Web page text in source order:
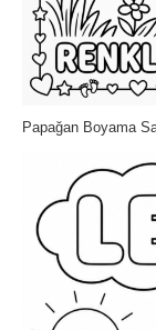
Papağan Boyama